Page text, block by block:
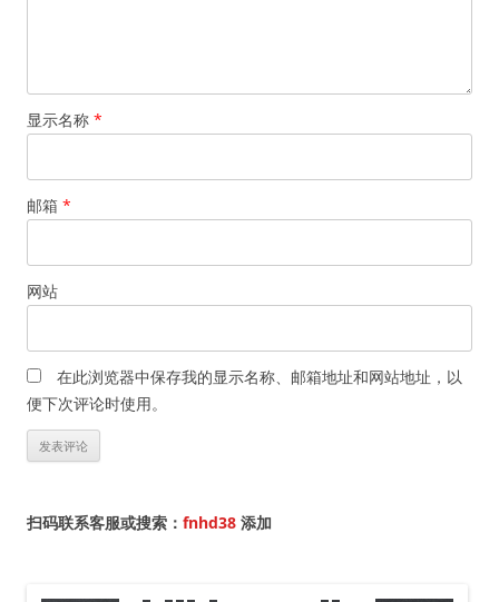
显示名称 *
邮箱 *
网站
在此浏览器中保存我的显示名称、邮箱地址和网站地址，以
便下次评论时使用。
扫码联系客服或搜索： fnhd38 添加